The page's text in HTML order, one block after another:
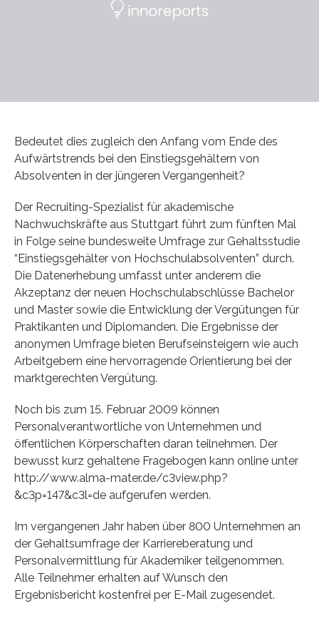
Bedeutet dies zugleich den Anfang vom Ende des
Aufwärtstrends bei den Einstiegsgehältern von
Absolventen in der jüngeren Vergangenheit?
Der Recruiting-Spezialist für akademische
Nachwuchskräfte aus Stuttgart führt zum fünften Mal
in Folge seine bundesweite Umfrage zur Gehaltsstudie
“Einstiegsgehälter von Hochschulabsolventen” durch.
Die Datenerhebung umfasst unter anderem die
Akzeptanz der neuen Hochschulabschlüsse Bachelor
und Master sowie die Entwicklung der Vergütungen für
Praktikanten und Diplomanden. Die Ergebnisse der
anonymen Umfrage bieten Berufseinsteigern wie auch
Arbeitgebern eine hervorragende Orientierung bei der
marktgerechten Vergütung.
Noch bis zum 15. Februar 2009 können
Personalverantwortliche von Unternehmen und
öffentlichen Körperschaften daran teilnehmen. Der
bewusst kurz gehaltene Fragebogen kann online unter
http://www.alma-mater.de/c3view.php?
&c3p=147&c3l=de aufgerufen werden.
Im vergangenen Jahr haben über 800 Unternehmen an
der Gehaltsumfrage der Karriereberatung und
Personalvermittlung für Akademiker teilgenommen.
Alle Teilnehmer erhalten auf Wunsch den
Ergebnisbericht kostenfrei per E-Mail zugesendet.